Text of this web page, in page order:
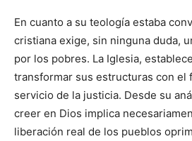
En cuanto a su teología estaba
cristiana exige, sin ninguna duda,
por los pobres. La Iglesia,
transformar sus estructuras con el
servicio de la justicia. Desde su
creer en Dios implica
liberación real de los pueblos